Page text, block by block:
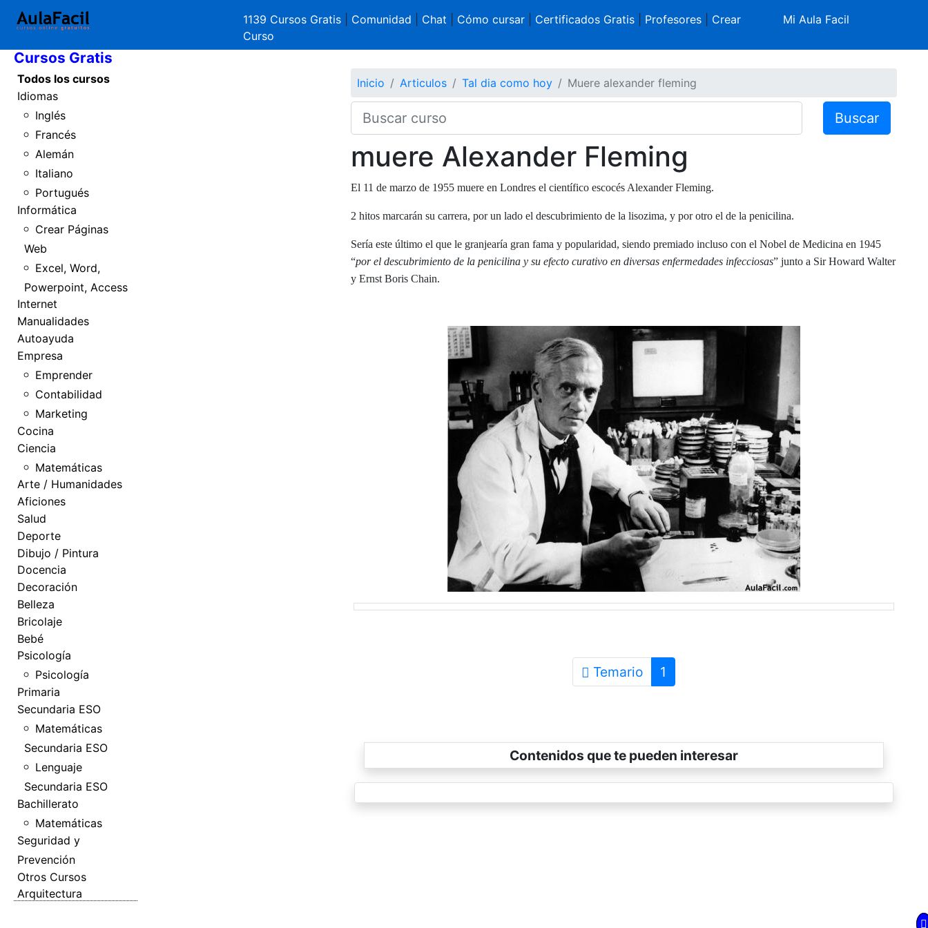
1139 Cursos Gratis Comunidad Chat Cómo cursar| Certificados Gratis| Profesores| Crear
Curso
Mi Aula Facil
Inicio
Cursos Gratis
Todos los cursos
Idiomas
Inglés
Francés
Alemán
Italiano
Portugués
Informática
Crear Páginas
Web
Excel, Word,
Powerpoint, Access
Internet
Manualidades
Autoayuda
Empresa
Emprender
Contabilidad
Marketing
Cocina
Ciencia
Matemáticas
Arte / Humanidades
Aficiones
Salud
Deporte
Dibujo / Pintura
Docencia
Decoración
Belleza
Bricolaje
Bebé
Psicología
Psicología
Primaria
Secundaria ESO
Matemáticas
Secundaria ESO
Lenguaje
Secundaria ESO
Bachillerato
Matemáticas
Seguridad y
Prevención
Otros Cursos
Arquitectura
Inicio Articulos Tal dia como hoy Muere alexander fleming
Buscar
muere Alexander Fleming
El 11 de marzo de 1955 muere en Londres el científico escocés Alexander Fleming.
2 hitos marcarán su carrera, por un lado el descubrimiento de la lisozima, y por otro el de la penicilina.
Sería este último el que le granjearía gran fama y popularidad, siendo premiado incluso con el Nobel de Medicina en 1945
“por el descubrimiento de la penicilina y su efecto curativo en diversas enfermedades infecciosas” junto a Sir Howard Walter
y Ernst Boris Chain.
Temario 1
Contenidos que te pueden interesar